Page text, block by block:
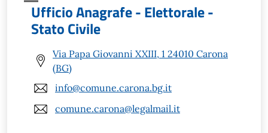
Ufficio Anagrafe - Elettorale -
Stato Civile
Via Papa Giovanni XXIII, 1 24010 Carona
(BG)
info@comune.carona.bg.it
comune.carona@legalmail.it